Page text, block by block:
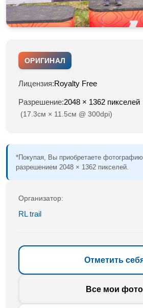
ОРИГИНАЛ
Лицензия:Royalty Free
Разрешение:2048 × 1362 пикселей
(17.3см × 11.5см @ 300dpi)
*Покупая, Вы приобретаете фотографию
разрешением 2048 × 1362 пикселей.
Организатор:
RL trail
Отметить
Все мои фото